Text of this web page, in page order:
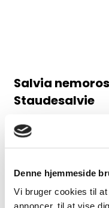
Denne hjemmeside
Vi bruger cookies til
Salvia
Staudesalvie
Juni-august, 60 cm
30,00 DKK
(inkl. moms)